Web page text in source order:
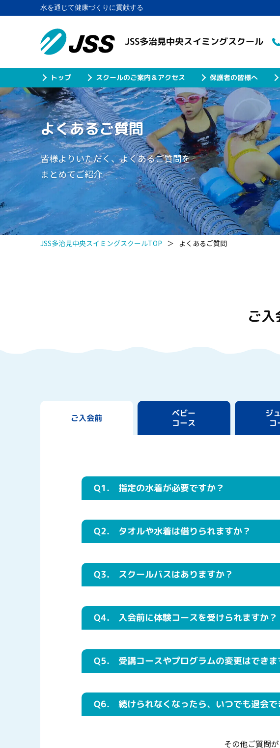
水を通じて健康づくりに貢献する
JSS多治見中央スイミングスクール
トップ スクールのご案内＆アクセス 保護者の皆様へ
よくあるご質問
皆様よりいただく、よくあるご質問を
まとめてご紹介
JSS多治見中央スイミングスクールTOP ＞ よくあるご質問
ご入
ご入会前
ベビー
コース
ジ
コ
Q1. 指定の水着が必要ですか？
Q2. タオルや水着は借りられますか？
Q3. スクールバスはありますか？
Q4. 入会前に体験コースを受けられますか？
Q5. 受講コースやプログラムの変更はできま
Q6. 続けられなくなったら、いつでも退会で
その他ご質問が